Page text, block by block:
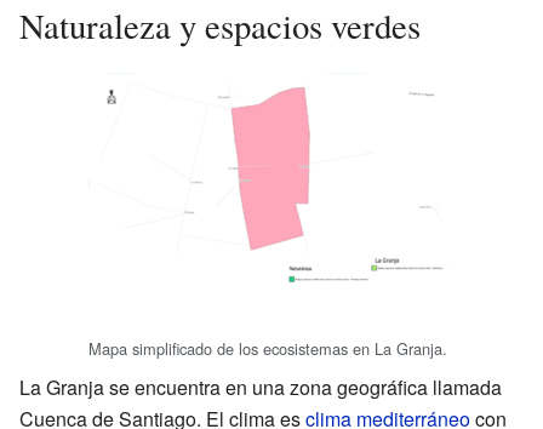
Naturaleza y espacios verdes
Mapa simplificado de los ecosistemas en La Granja.
La Granja se encuentra en una zona geográfica llamada
Cuenca de Santiago. El clima esclima mediterráneocon